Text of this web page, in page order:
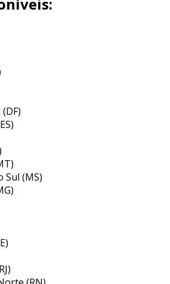
um toque
pequenos.
possuem dimensões
com os cabides
se melhor ao tamanho
alguns modelos
como ganchos para
design antiderrapante,
as peças escorreguem.
essencial para os pais
eficientes e organizadas
do cabide
são amplamente
contextos, oferecendo
a seguir, são
Sul (MS)